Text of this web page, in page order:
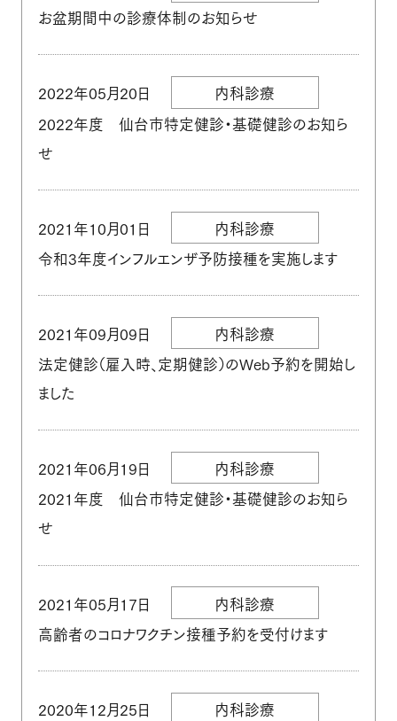
設備紹介（検査機器）
ご予約・お問い合わせ
個人情報保護方針
よくあるご質問
こんな症状でお悩みの方
へ
ホーム
お盆期間中の診療体制のお知らせ
2022年05月20日
内科診療
2022年度 仙台市特定健診・基礎健診のお知ら
せ
2021年10月01日
内科診療
令和3年度インフルエンザ予防接種を実施します
2021年09月09日
内科診療
法定健診（雇入時、定期健診）のWeb予約を開始し
ました
2021年06月19日
内科診療
2021年度 仙台市特定健診・基礎健診のお知ら
せ
2021年05月17日
内科診療
高齢者のコロナワクチン接種予約を受付けます
2020年12月25日
内科診療